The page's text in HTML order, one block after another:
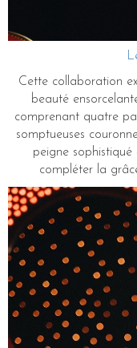
Cette collaboration
beauté
comprenant quatre
somptueuses
peigne
compléter la